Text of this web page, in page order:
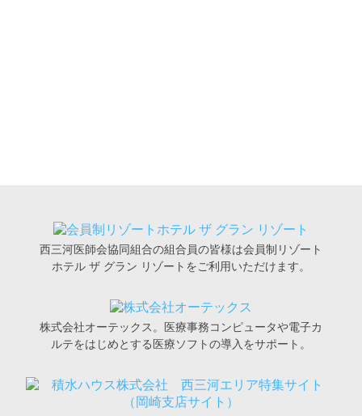
西三河医師会協同組合の組合員の皆様は会員制リゾート
ホテル ザ グラン リゾートをご利用いただけます。
株式会社オーテックス。医療事務コンピュータや電子カ
ルテをはじめとする医療ソフトの導入をサポート。